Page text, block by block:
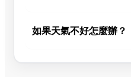
如果天氣不好怎麼辦？